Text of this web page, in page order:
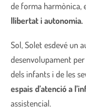
de forma harmònica,
llibertat i autonomia.
Sol, Solet esdevé un
desenvolupament
dels infants i de les
espais d’atenció a
assistencial.